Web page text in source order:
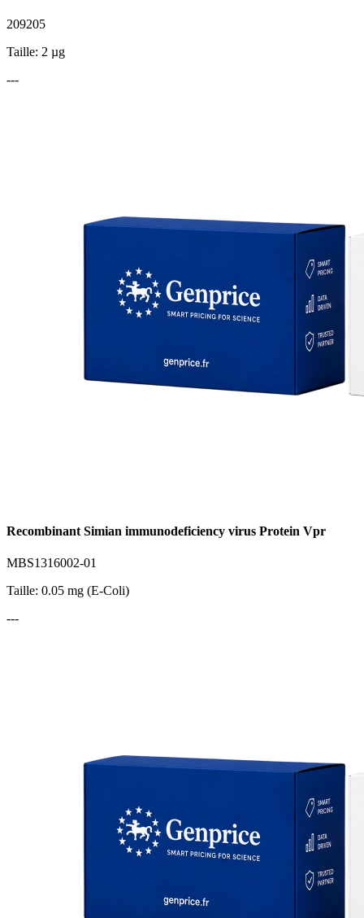
209205
Taille: 2 µg
---
Recombinant Simian immunodeficiency virus Protein Vpr
MBS1316002-01
Taille: 0.05 mg (E-Coli)
---